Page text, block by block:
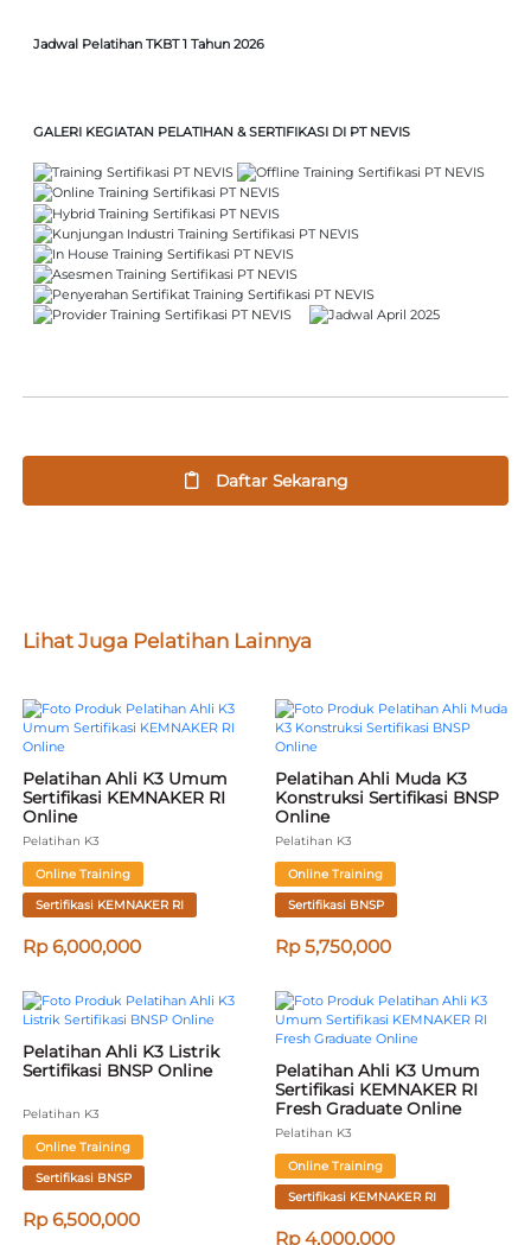
Jadwal Pelatihan TKBT 1 Tahun 2026
GALERI KEGIATAN PELATIHAN & SERTIFIKASI DI PT NEVIS
Daftar Sekarang
Lihat Juga Pelatihan Lainnya
Pelatihan Ahli K3 Umum
Sertifikasi KEMNAKER RI
Online
Pelatihan K3
Online Training
Sertifikasi KEMNAKER RI
Rp 6,000,000
Pelatihan Ahli Muda K3
Konstruksi Sertifikasi BNSP
Online
Pelatihan K3
Online Training
Sertifikasi BNSP
Rp 5,750,000
Pelatihan Ahli K3 Listrik
Sertifikasi BNSP Online
Pelatihan K3
Online Training
Sertifikasi BNSP
Rp 6,500,000
Pelatihan Ahli K3 Umum
Sertifikasi KEMNAKER RI
Fresh Graduate Online
Pelatihan K3
Online Training
Sertifikasi KEMNAKER RI
Rp 4,000,000